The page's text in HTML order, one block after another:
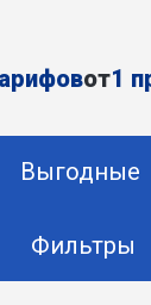
от1
Выгодные
Фильтры